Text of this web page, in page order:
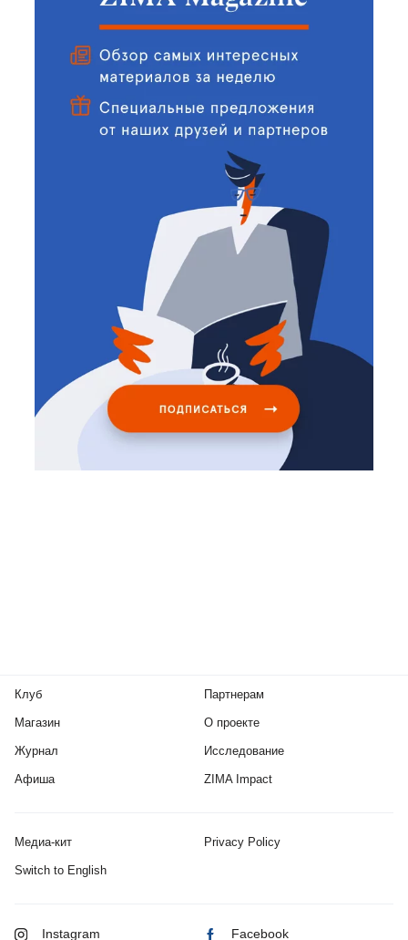
Клуб
Магазин
Журнал
Афиша
Партнерам
О проекте
Исследование
ZIMA Impact
Медиа-кит Privacy Policy
Switch to English
Instagram Facebook